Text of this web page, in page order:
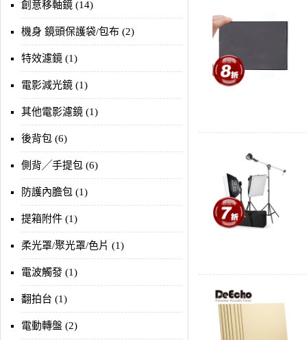
創意移軸鏡 (14)
機身 鏡頭保護袋/包布 (2)
特效濾鏡 (1)
電影減光鏡 (1)
其他電影濾鏡 (1)
後背包 (6)
側背╱手提包 (6)
防護內膽包 (1)
提箱附件 (1)
柔光罩/聚光罩/色片 (1)
電波觸發 (1)
翻拍台 (1)
電動轉盤 (2)